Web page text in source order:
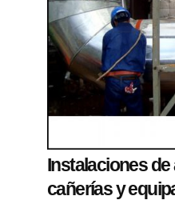
Instalaciones de
cañerías y